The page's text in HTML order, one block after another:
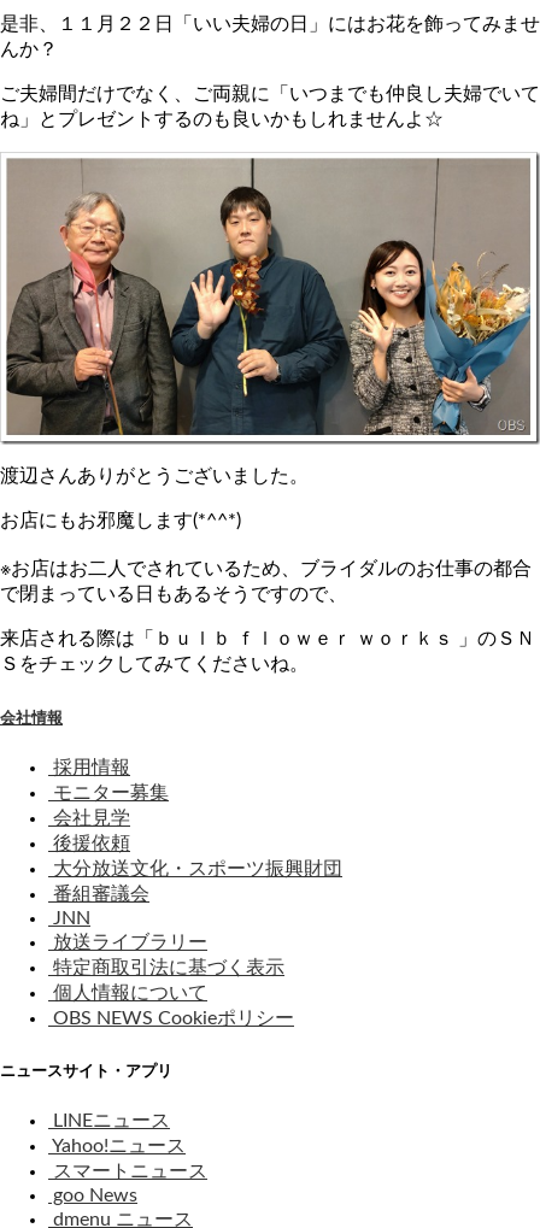
是非、１１月２２日「いい夫婦の日」にはお花を飾ってみませ
んか？
ご夫婦間だけでなく、ご両親に「いつまでも仲良し夫婦でいて
ね」とプレゼントするのも良いかもしれませんよ☆
渡辺さんありがとうございました。
お店にもお邪魔します(*^^*)
※お店はお二人でされているため、ブライダルのお仕事の都合
で閉まっている日もあるそうですので、
来店される際は「ｂｕｌｂ ｆｌｏｗｅｒ ｗｏｒｋｓ 」のＳＮ
Ｓをチェックしてみてくださいね。
会社情報
採用情報
モニター募集
会社見学
後援依頼
大分放送文化・スポーツ振興財団
番組審議会
JNN
放送ライブラリー
特定商取引法に基づく表示
個人情報について
OBS NEWS Cookieポリシー
ニュースサイト・アプリ
LINEニュース
Yahoo!ニュース
スマートニュース
goo News
dmenu ニュース